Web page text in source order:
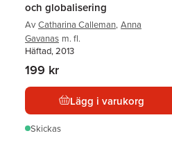
och globalisering
Av Catharina Calleman, Anna
Gavanas m. fl.
Häftad, 2013
199 kr
Lägg i varukorg
Skickas